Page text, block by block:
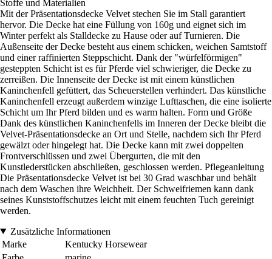
Stoffe und Materialien
Mit der Präsentationsdecke Velvet stechen Sie im Stall garantiert
hervor. Die Decke hat eine Füllung von 160g und eignet sich im
Winter perfekt als Stalldecke zu Hause oder auf Turnieren. Die
Außenseite der Decke besteht aus einem schicken, weichen Samtstoff
und einer raffinierten Steppschicht. Dank der "würfelförmigen"
gesteppten Schicht ist es für Pferde viel schwieriger, die Decke zu
zerreißen. Die Innenseite der Decke ist mit einem künstlichen
Kaninchenfell gefüttert, das Scheuerstellen verhindert. Das künstliche
Kaninchenfell erzeugt außerdem winzige Lufttaschen, die eine isolierte
Schicht um Ihr Pferd bilden und es warm halten. Form und Größe
Dank des künstlichen Kaninchenfells im Inneren der Decke bleibt die
Velvet-Präsentationsdecke an Ort und Stelle, nachdem sich Ihr Pferd
gewälzt oder hingelegt hat. Die Decke kann mit zwei doppelten
Frontverschlüssen und zwei Übergurten, die mit den
Kunstlederstücken abschließen, geschlossen werden. Pflegeanleitung
Die Präsentationsdecke Velvet ist bei 30 Grad waschbar und behält
nach dem Waschen ihre Weichheit. Der Schweifriemen kann dank
seines Kunststoffschutzes leicht mit einem feuchten Tuch gereinigt
werden.
Zusätzliche Informationen
Marke
Kentucky Horsewear